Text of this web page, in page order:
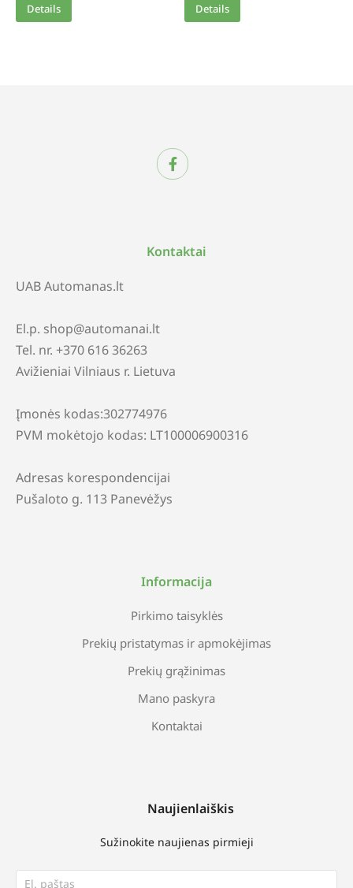
Details
Details
Kontaktai
UAB Automanas.lt
El.p. shop@automanai.lt
Tel. nr. +370 616 36263
Avižieniai Vilniaus r. Lietuva
Įmonės kodas:302774976
PVM mokėtojo kodas: LT100006900316
Adresas korespondencijai
Pušaloto g. 113 Panevėžys
Informacija
Pirkimo taisyklės
Prekių pristatymas ir apmokėjimas
Prekių grąžinimas
Mano paskyra
Kontaktai
Naujienlaiškis
Sužinokite naujienas pirmieji